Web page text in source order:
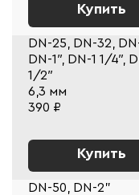
Купить
DN-25, DN-32,
DN-1″, DN-1 1/4″,
1/2″
6,3 мм
390 ₽
Купить
DN-50, DN-2"